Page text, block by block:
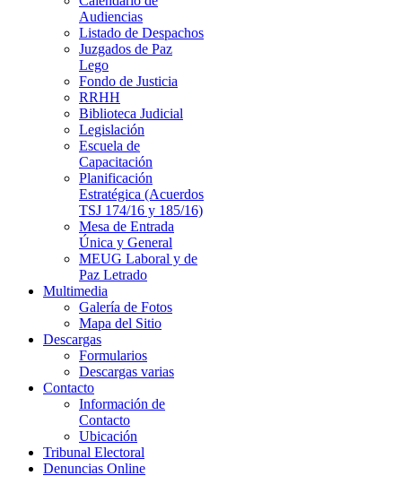
Audiencias
Listado de Despachos
Juzgados de Paz
Lego
Fondo de Justicia
RRHH
Biblioteca Judicial
Legislación
Escuela de
Capacitación
Planificación
Estratégica (Acuerdos
TSJ 174/16 y 185/16)
Mesa de Entrada
Única y General
MEUG Laboral y de
Paz Letrado
Multimedia
Galería de Fotos
Mapa del Sitio
Descargas
Formularios
Descargas varias
Contacto
Información de
Contacto
Ubicación
Tribunal Electoral
Denuncias Online